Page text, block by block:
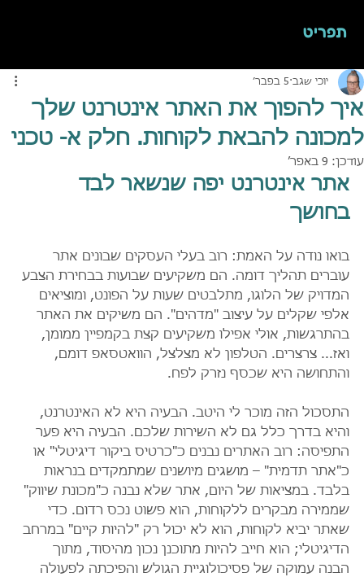
תפריט
איך להפוך את האתר אינטרנט שלך
למכונה להבאת לקוחות. חלק א- טכני
יוכי שגב 5 בפבר׳
עודכן: 9 באפר׳
אתר אינטרנט יפה שנשאר לבד
בחושך
בואו נודה על האמת: רוב בעלי העסקים שבונים אתר
עוברים תהליך דומה. הם משקיעים שבועות בבחירת הצבע
המדויק של הלוגו, מתלבטים שעות על הפונט, ומוציאים
אלפי שקלים על עיצוב "מדהים". הם משיקים את האתר
בהתרגשות, אולי אפילו משקיעים קצת בקמפיין ממומן,
ואז... צרצרים. הטלפון לא מצלצל, הוואטסאפ דומם,
והתחושה היא שכסף נזרק לפח.
התסכול הזה מוכר לי היטב. הבעיה היא לא האינטרנט,
והיא בדרך כלל גם לא השירות שלכם. הבעיה היא פער
התפיסה: רוב האתרים נבנים כ"כרטיס ביקור דיגיטלי" או
כ"אתר תדמית" – מושגים מיושנים שמתמקדים בנראות
בלבד. במציאות של היום, אתר שלא נבנה כ"מכונת שיווק"
שממירה מבקרים ללקוחות, הוא פשוט נכס רדום. כדי
שאתר יביא לקוחות, הוא לא יכול רק "להיות קיים" במרחב
הדיגיטלי; הוא חייב להיות מתוכנן נכון מהיסוד, מתוך
הבנה עמוקה של פסיכולוגיית הגולש והפיכתה לפעולה